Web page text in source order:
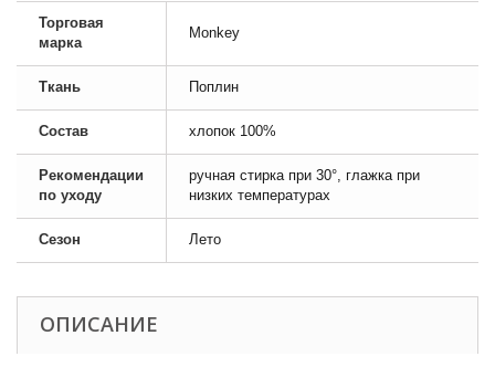
Торговая
марка
Monkey
Ткань Поплин
Состав хлопок 100%
Рекомендации
по уходу
ручная стирка при 30°, глажка при
низких температурах
Сезон Лето
ОПИСАНИЕ